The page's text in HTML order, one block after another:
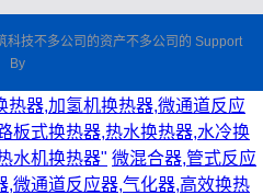
技不多公司的资产不多公司的 Support
By
器,加氢机换热器,微通道反应
板式换热器,热水换热器,水冷换
水机换热器" 微混合器,管式反应
微通道反应器,气化器,高效换热